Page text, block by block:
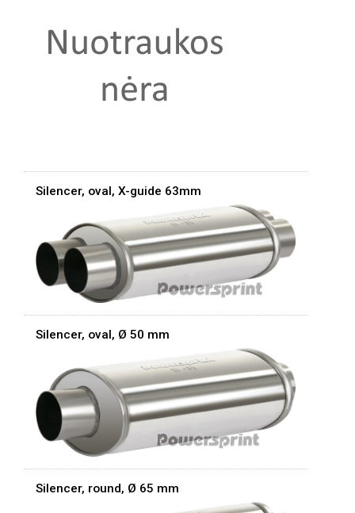
Silencer, oval, X-guide 63mm
Silencer, oval, Ø 50 mm
Silencer, round, Ø 65 mm